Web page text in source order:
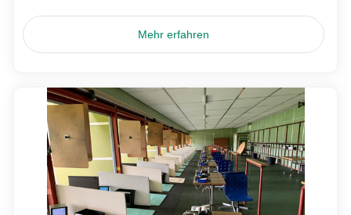
Mehr erfahren